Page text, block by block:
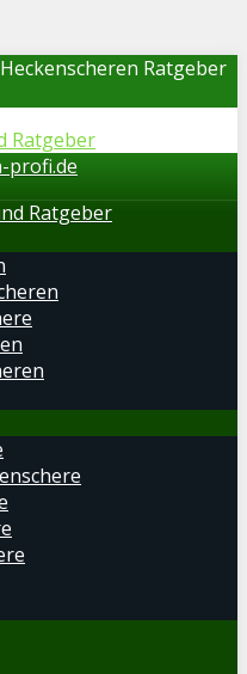
Ratgeber
profi.de
Ratgeber